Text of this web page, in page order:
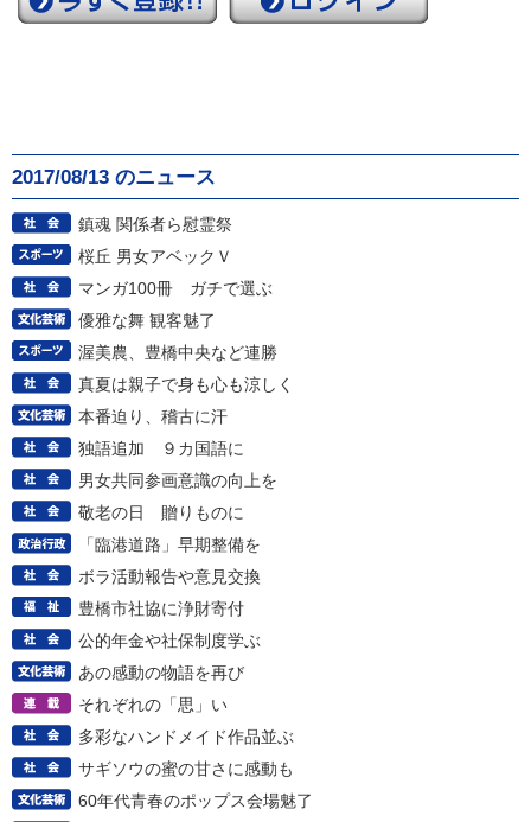
2017/08/13 のニュース
鎮魂 関係者ら慰霊祭
桜丘 男女アベックＶ
マンガ100冊 ガチで選ぶ
優雅な舞 観客魅了
渥美農、豊橋中央など連勝
真夏は親子で身も心も涼しく
本番迫り、稽古に汗
独語追加 ９カ国語に
男女共同参画意識の向上を
敬老の日 贈りものに
「臨港道路」早期整備を
ボラ活動報告や意見交換
豊橋市社協に浄財寄付
公的年金や社保制度学ぶ
あの感動の物語を再び
それぞれの「思」い
多彩なハンドメイド作品並ぶ
サギソウの蜜の甘さに感動も
60年代青春のポップス会場魅了